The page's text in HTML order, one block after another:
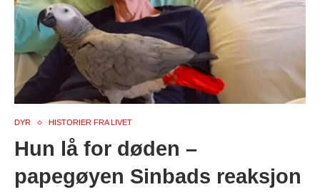
DYR HISTORIER FRA LIVET
Hun lå for døden –
papegøyen Sinbads reaksjon